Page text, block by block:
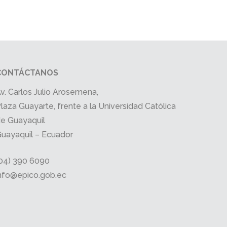
Carlos Julio Arosemena,
Guayarte, frente a la Universidad Católica
Guayaquil
– Ecuador
390 6090